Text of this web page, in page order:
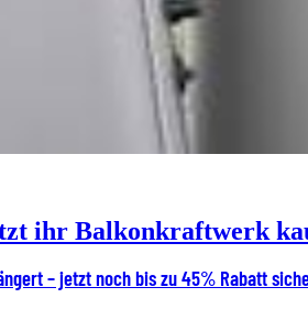
ihr Balkonkraftwerk
– jetzt noch bis zu 45% Rabatt